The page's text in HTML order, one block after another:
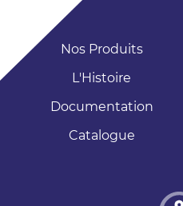
Nos Produits
L'Histoire
Documentation
Catalogue